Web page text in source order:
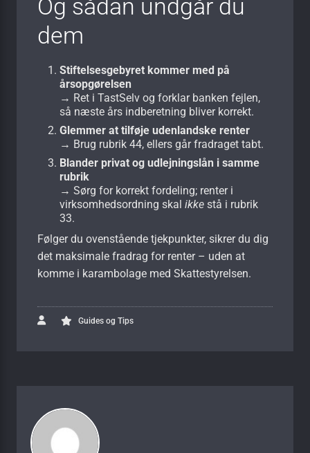
Og sådan undgår du
dem
Stiftelsesgebyret kommer med på
årsopgørelsen
→ Ret i TastSelv og forklar banken fejlen,
så næste års indberetning bliver korrekt.
Glemmer at tilføje udenlandske renter
→ Brug rubrik 44, ellers går fradraget tabt.
Blander privat og udlejnings­lån i samme
rubrik
→ Sørg for korrekt fordeling; renter i
virksomhedsordning skal ikke stå i rubrik
33.
Følger du ovenstående tjekpunkter, sikrer du dig
det maksimale fradrag for renter – uden at
komme i karambolage med Skattestyrelsen.
Guides og Tips